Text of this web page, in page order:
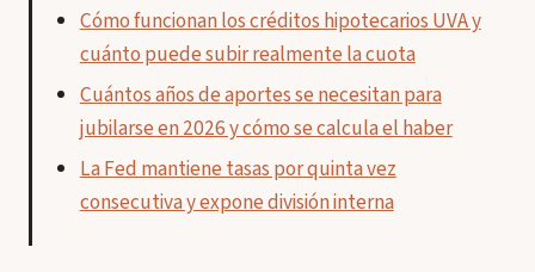
Cómo funcionan los créditos hipotecarios UVA y
cuánto puede subir realmente la cuota
Cuántos años de aportes se necesitan para
jubilarse en 2026 y cómo se calcula el haber
La Fed mantiene tasas por quinta vez
consecutiva y expone división interna